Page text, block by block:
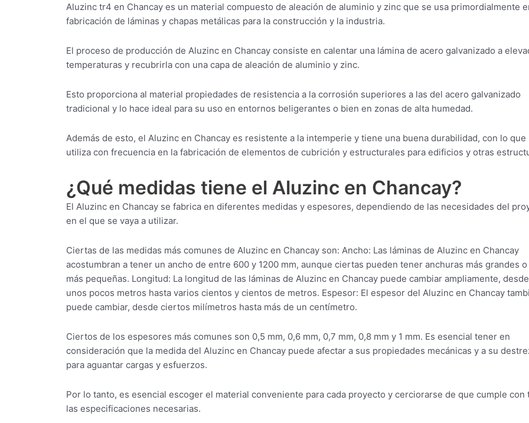
Aluzinc tr4 en Chancay es un material compuesto de aleación de aluminio y zinc que se usa primordialmente
fabricación de láminas y chapas metálicas para la construcción y la industria.
El proceso de producción de Aluzinc en Chancay consiste en calentar una lámina de acero galvanizado a
temperaturas y recubrirla con una capa de aleación de aluminio y zinc.
Esto proporciona al material propiedades de resistencia a la corrosión superiores a las del acero galvanizado
tradicional y lo hace ideal para su uso en entornos beligerantes o bien en zonas de alta humedad.
Además de esto, el Aluzinc en Chancay es resistente a la intemperie y tiene una buena durabilidad, con lo que
utiliza con frecuencia en la fabricación de elementos de cubrición y estructurales para edificios y otras
¿Qué medidas tiene el Aluzinc en Chancay?
El Aluzinc en Chancay se fabrica en diferentes medidas y espesores, dependiendo de las necesidades del
en el que se vaya a utilizar.
Ciertas de las medidas más comunes de Aluzinc en Chancay son: Ancho: Las láminas de Aluzinc en Chancay
acostumbran a tener un ancho de entre 600 y 1200 mm, aunque ciertas pueden tener anchuras más grandes
más pequeñas. Longitud: La longitud de las láminas de Aluzinc en Chancay puede cambiar ampliamente, desde
unos pocos metros hasta varios cientos y cientos de metros. Espesor: El espesor del Aluzinc en Chancay
puede cambiar, desde ciertos milímetros hasta más de un centímetro.
Ciertos de los espesores más comunes son 0,5 mm, 0,6 mm, 0,7 mm, 0,8 mm y 1 mm. Es esencial tener en
consideración que la medida del Aluzinc en Chancay puede afectar a sus propiedades mecánicas y a su
para aguantar cargas y esfuerzos.
Por lo tanto, es esencial escoger el material conveniente para cada proyecto y cerciorarse de que cumple con
las especificaciones necesarias.